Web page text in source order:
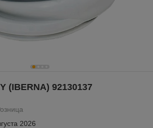
(IBERNA) 92130137
2026